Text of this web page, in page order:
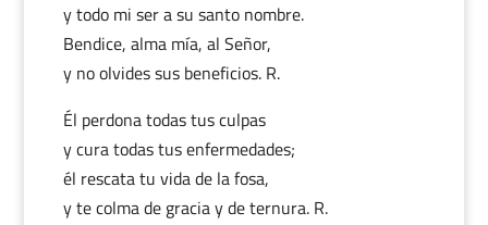
y todo mi ser a su santo nombre.
Bendice, alma mía, al Señor,
y no olvides sus beneficios. R.
Él perdona todas tus culpas
y cura todas tus enfermedades;
él rescata tu vida de la fosa,
y te colma de gracia y de ternura. R.